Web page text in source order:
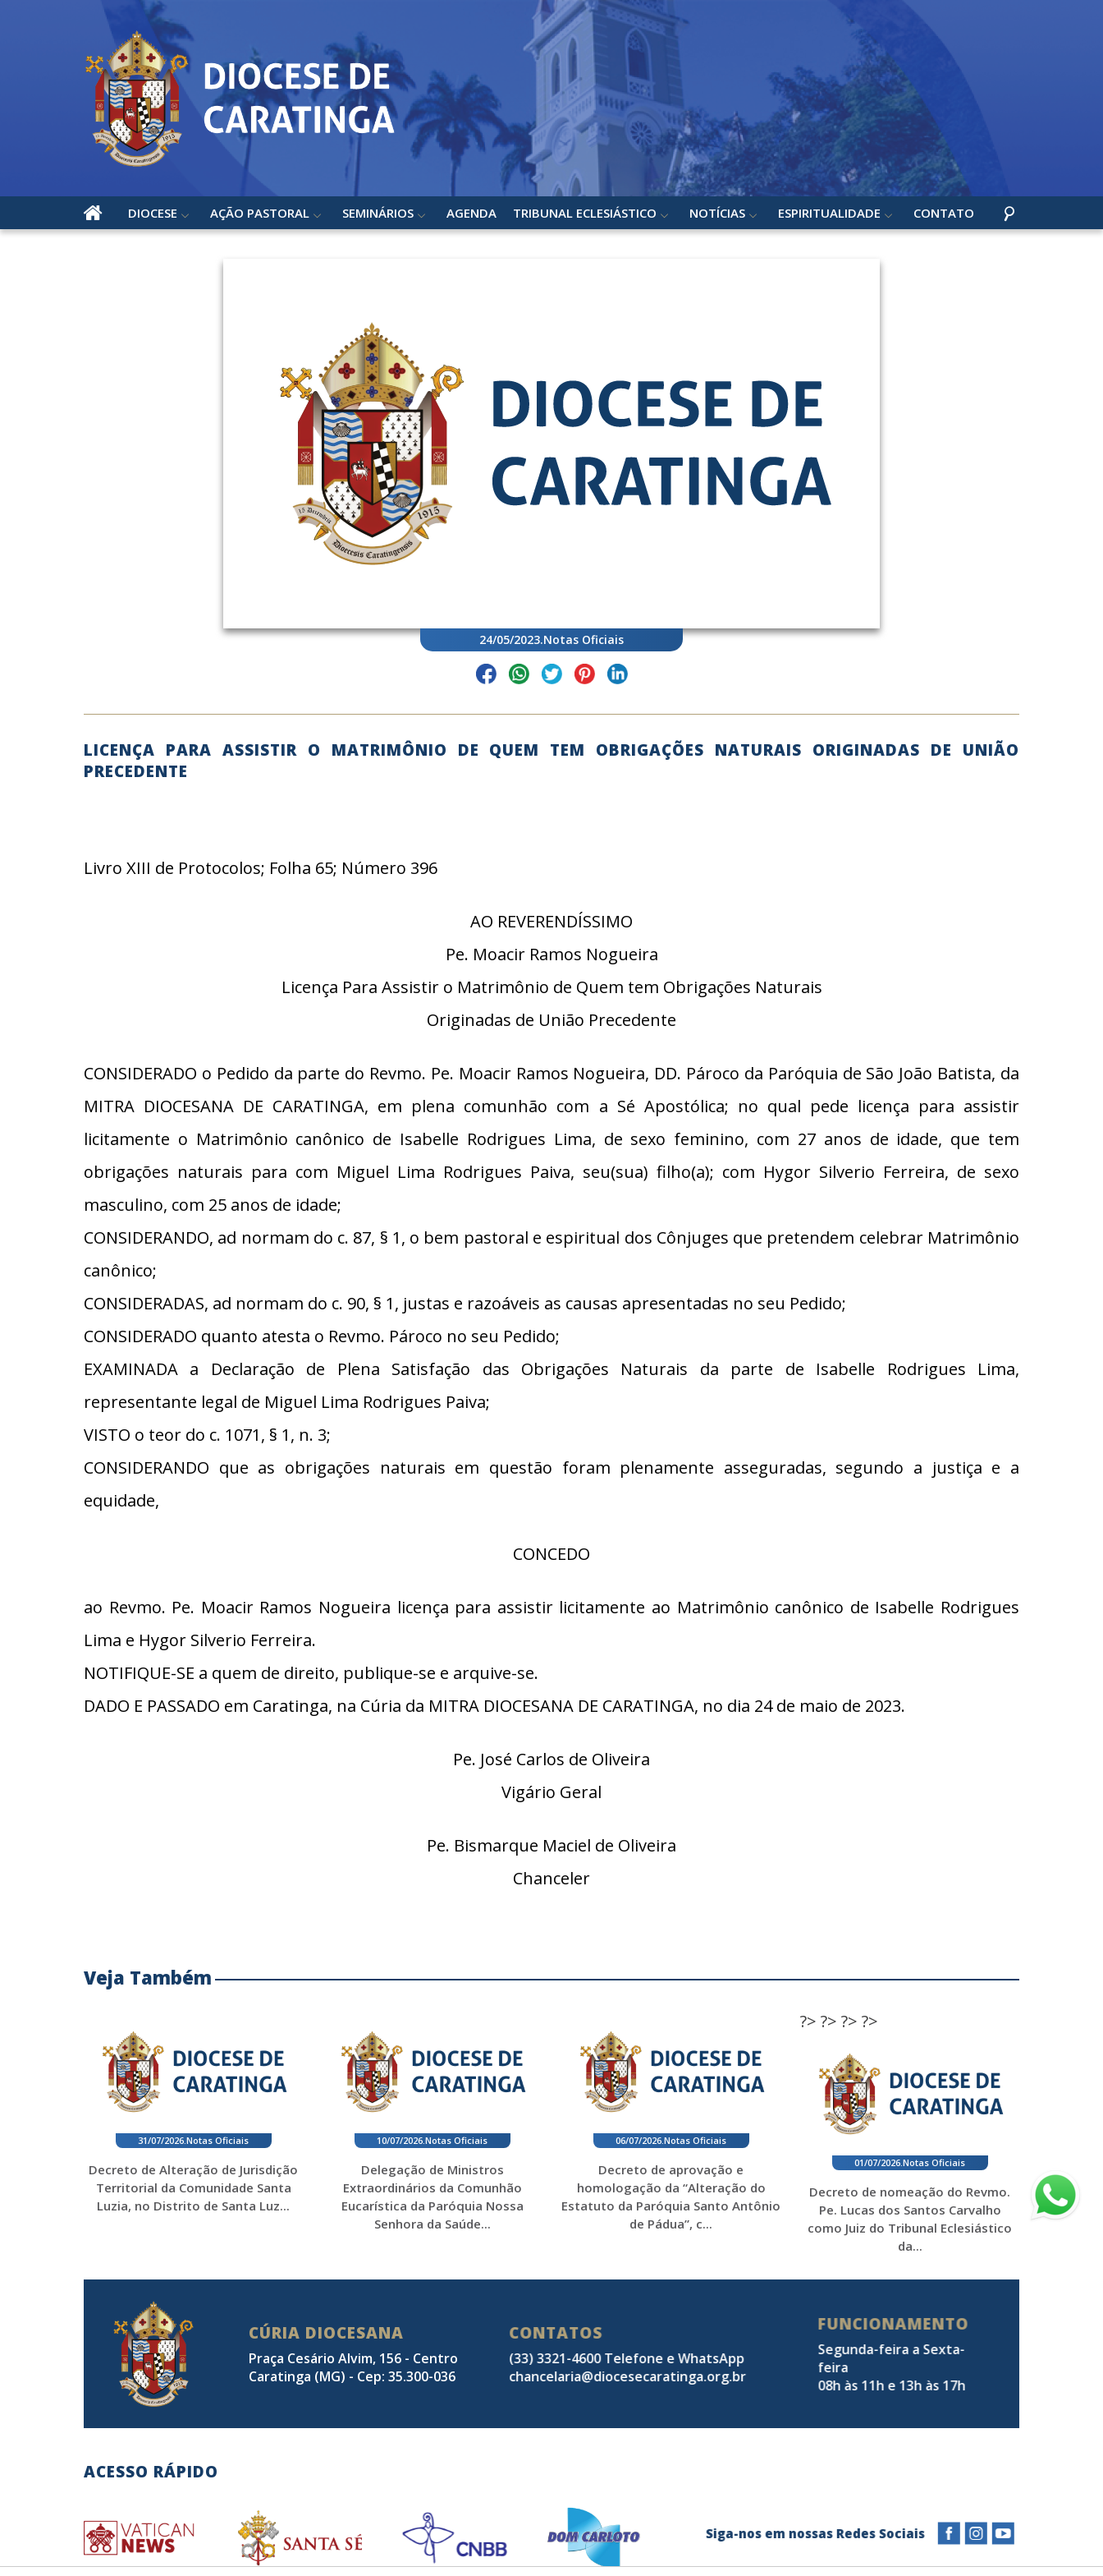
DIOCESE AÇÃO PASTORAL SEMINÁRIOS AGENDA TRIBUNAL ECLESIÁSTICO NOTÍCIAS ESPIRITUALIDADE CONTATO
24/05/2023.Notas Oficiais
LICENÇA PARA ASSISTIR O MATRIMÔNIO DE QUEM TEM OBRIGAÇÕES NATURAIS ORIGINADAS DE UNIÃO
PRECEDENTE
Livro XIII de Protocolos; Folha 65; Número 396
AO REVERENDÍSSIMO
Pe. Moacir Ramos Nogueira
Licença Para Assistir o Matrimônio de Quem tem Obrigações Naturais
Originadas de União Precedente
CONSIDERADO o Pedido da parte do Revmo. Pe. Moacir Ramos Nogueira, DD. Pároco da Paróquia de São João Batista, da
MITRA DIOCESANA DE CARATINGA, em plena comunhão com a Sé Apostólica; no qual pede licença para assistir
licitamente o Matrimônio canônico de Isabelle Rodrigues Lima, de sexo feminino, com 27 anos de idade, que tem
obrigações naturais para com Miguel Lima Rodrigues Paiva, seu(sua) filho(a); com Hygor Silverio Ferreira, de sexo
masculino, com 25 anos de idade;
CONSIDERANDO, ad normam do c. 87, § 1, o bem pastoral e espiritual dos Cônjuges que pretendem celebrar Matrimônio
canônico;
CONSIDERADAS, ad normam do c. 90, § 1, justas e razoáveis as causas apresentadas no seu Pedido;
CONSIDERADO quanto atesta o Revmo. Pároco no seu Pedido;
EXAMINADA a Declaração de Plena Satisfação das Obrigações Naturais da parte de Isabelle Rodrigues Lima,
representante legal de Miguel Lima Rodrigues Paiva;
VISTO o teor do c. 1071, § 1, n. 3;
CONSIDERANDO que as obrigações naturais em questão foram plenamente asseguradas, segundo a justiça e a
equidade,
CONCEDO
ao Revmo. Pe. Moacir Ramos Nogueira licença para assistir licitamente ao Matrimônio canônico de Isabelle Rodrigues
Lima e Hygor Silverio Ferreira.
NOTIFIQUE-SE a quem de direito, publique-se e arquive-se.
DADO E PASSADO em Caratinga, na Cúria da MITRA DIOCESANA DE CARATINGA, no dia 24 de maio de 2023.
Pe. José Carlos de Oliveira
Vigário Geral
Pe. Bismarque Maciel de Oliveira
Chanceler
Veja Também
?>
31/07/2026.Notas Oficiais
Decreto de Alteração de Jurisdição
Territorial da Comunidade Santa
Luzia, no Distrito de Santa Luz...
?>
10/07/2026.Notas Oficiais
Delegação de Ministros
Extraordinários da Comunhão
Eucarística da Paróquia Nossa
Senhora da Saúde...
?>
06/07/2026.Notas Oficiais
Decreto de aprovação e
homologação da “Alteração do
Estatuto da Paróquia Santo Antônio
de Pádua”, c...
?>
01/07/2026.Notas Oficiais
Decreto de nomeação do Revmo.
Pe. Lucas dos Santos Carvalho
como Juiz do Tribunal Eclesiástico
da...
CÚRIA DIOCESANA
Praça Cesário Alvim, 156 - Centro
Caratinga (MG) - Cep: 35.300-036
CONTATOS
(33) 3321-4600 Telefone e WhatsApp
chancelaria@diocesecaratinga.org.br
FUNCIONAMENTO
Segunda-feira a Sexta-
feira
08h às 11h e 13h às 17h
ACESSO RÁPIDO
Siga-nos em nossas Redes Sociais